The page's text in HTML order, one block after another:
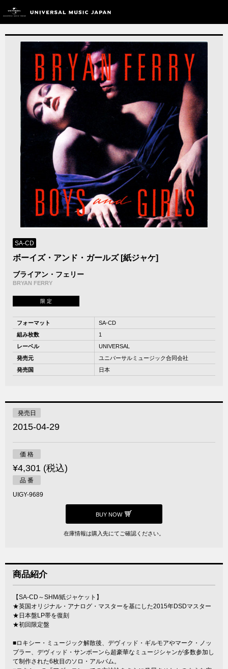
SA-CD
ボーイズ・アンド・ガールズ [紙ジャケ]
ブライアン・フェリー
BRYAN FERRY
限 定
フォーマット
SA-CD
組み枚数
1
レーベル
UNIVERSAL
発売元
ユニバーサルミュージック合同会社
発売国
日本
発売日
2015-04-29
価 格
¥4,301 (税込)
品 番
UIGY-9689
BUY NOW
在庫情報は購入先にてご確認ください。
商品紹介
【SA-CD～SHM/紙ジャケット】
★英国オリジナル・アナログ・マスターを基にした2015年DSDマスター
★日本盤LP帯を復刻
★初回限定盤
■ロキシー・ミュージック解散後、デヴィッド・ギルモアやマーク・ノッ
プラー、デヴィッド・サンボーンら超豪華なミュージシャンが多数参加し
て制作された6枚目のソロ・アルバム。